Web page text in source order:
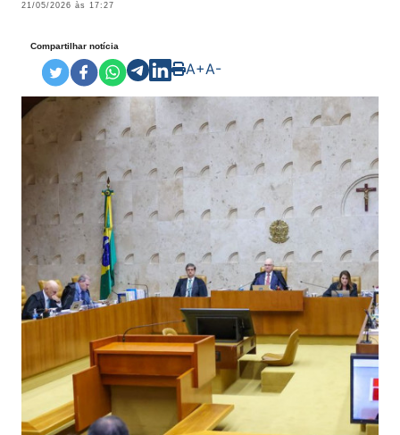
21/05/2026 às 17:27
Compartilhar notícia
A+A-